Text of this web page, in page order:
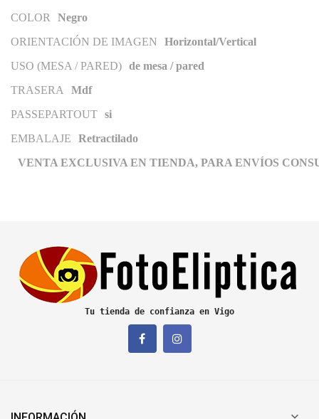
COLOR
Negro
ORIENTACIÓN DE IMAGEN
Horizontal/Vertical
USO (MESA / PARED) de mesa / pared
TRASERA
Mdf
PASSEPARTOUT si
EMBALAJE
Retractilado
VENTA EXCLUSIVA EN TIENDA, PARA ENVÍOS
Tu tienda de confianza en Vigo